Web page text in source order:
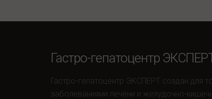
Гастро-гепатоцентр
Гастро-гепатоцентр ЭКСПЕРТ создан для
заболеваниями печени и желудочно-